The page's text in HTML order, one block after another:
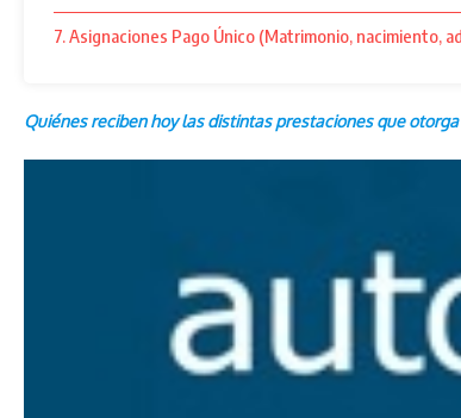
7. Asignaciones Pago Único (Matrimonio, nacimiento,
Quiénes reciben hoy las distintas prestaciones que